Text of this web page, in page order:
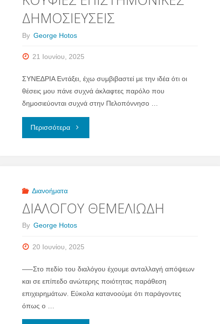
ΓΟΜΩΣΗ"
ΔΗΜΟΣΙΕΥΣΕΙΣ
By George Hotos
21 Ιουνίου, 2025
ΣΥΝΕΔΡΙΑ Εντάξει, έχω συμβιβαστεί με την ιδέα ότι οι
θέσεις μου πάνε συχνά άκλαφτες παρόλο που
δημοσιεύονται συχνά στην Πελοπόννησο …
Περισσότερα"ΚΟΥΦΙΕΣ
Διανοήματα
ΔΙΑΛΟΓΟΥ ΘΕΜΕΛΙΩΔΗ
By George Hotos
20 Ιουνίου, 2025
—–Στο πεδίο του διαλόγου έχουμε ανταλλαγή απόψεων
και σε επίπεδο ανώτερης ποιότητας παράθεση
επιχειρημάτων. Εύκολα κατανοούμε ότι παράγοντες
όπως ο …